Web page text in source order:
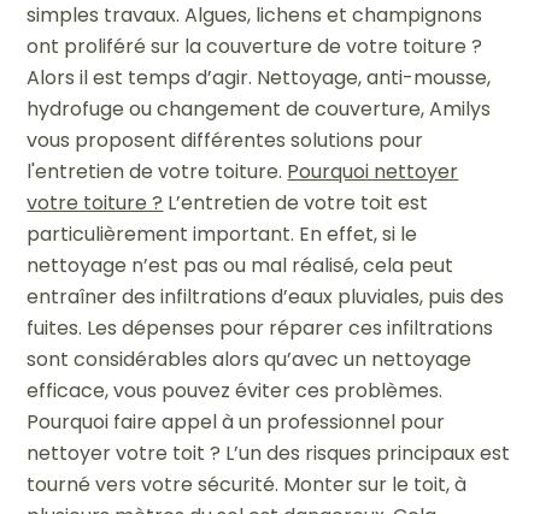
simples travaux.Algues, lichens et champignons
ont proliféré sur la couverture de votre toiture ?
Alors il est temps d’agir. Nettoyage, anti-mousse,
hydrofuge ou changement de couverture, Amilys
vous proposent différentes solutions pour
l'entretien de votre toiture. Pourquoi nettoyer
votre toiture ? L’entretien de votre toit est
particulièrement important. En effet, si le
nettoyage n’est pas ou mal réalisé, cela peut
entraîner des infiltrations d’eaux pluviales, puis des
fuites. Les dépenses pour réparer ces infiltrations
sont considérables alors qu’avec un nettoyage
efficace, vous pouvez éviter ces problèmes.
Pourquoi faire appel à un professionnel pour
nettoyer votre toit ? L’un des risques principaux est
tourné vers votre sécurité. Monter sur le toit, à